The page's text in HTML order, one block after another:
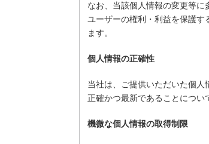
なお、当該個人情報の変更等に
ユーザーの権利・利益を保護
ます。
個人情報の正確性
当社は、ご提供いただいた個
正確かつ最新であることについ
機微な個人情報の取得制限